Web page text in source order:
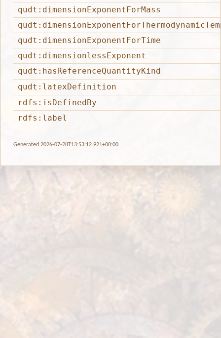
qudt:dimensionExponentForMass
qudt:dimensionExponentForTime
qudt:dimensionlessExponent
qudt:hasReferenceQuantityKind
qudt:latexDefinition
rdfs:isDefinedBy
rdfs:label
Generated 2026-07-28T13:53:12.921+00:00